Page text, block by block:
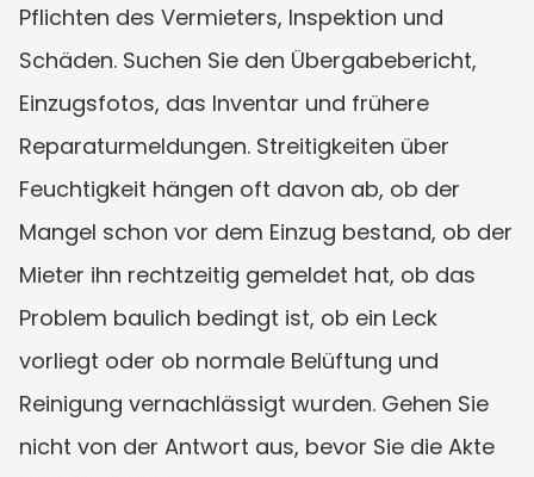
Pflichten des Vermieters, Inspektion und
Schäden. Suchen Sie den Übergabebericht,
Einzugsfotos, das Inventar und frühere
Reparaturmeldungen. Streitigkeiten über
Feuchtigkeit hängen oft davon ab, ob der
Mangel schon vor dem Einzug bestand, ob der
Mieter ihn rechtzeitig gemeldet hat, ob das
Problem baulich bedingt ist, ob ein Leck
vorliegt oder ob normale Belüftung und
Reinigung vernachlässigt wurden. Gehen Sie
nicht von der Antwort aus, bevor Sie die Akte